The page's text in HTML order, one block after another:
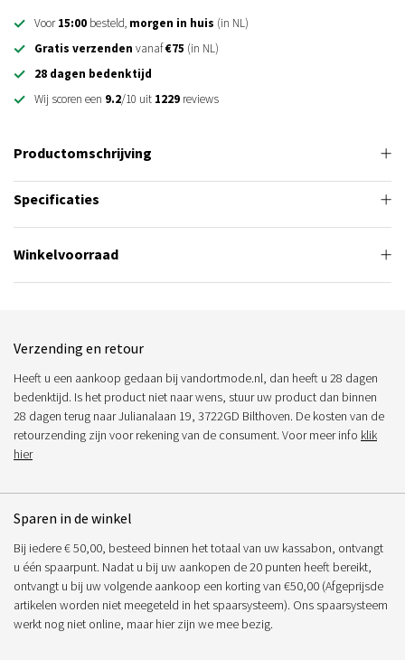
Voor15:00 besteld, morgen in huis (in NL)
Gratis verzenden vanaf€75 (in NL)
28 dagen bedenktijd
Wij scoren een 9.2/10 uit 1229 reviews
Productomschrijving
Specificaties
Winkelvoorraad
Verzending en retour
Heeft u een aankoop gedaan bij vandortmode.nl, dan heeft u 28 dagen
bedenktijd. Is het product niet naar wens, stuur uw product dan binnen
28 dagen terug naar Julianalaan 19, 3722GD Bilthoven. De kosten van de
retourzending zijn voor rekening van de consument. Voor meer info klik
hier
Sparen in de winkel
Bij iedere € 50,00, besteed binnen het totaal van uw kassabon, ontvangt
u één spaarpunt. Nadat u bij uw aankopen de 20 punten heeft bereikt,
ontvangt u bij uw volgende aankoop een korting van €50,00 (Afgeprijsde
artikelen worden niet meegeteld in het spaarsysteem). Ons spaarsysteem
werkt nog niet online, maar hier zijn we mee bezig.